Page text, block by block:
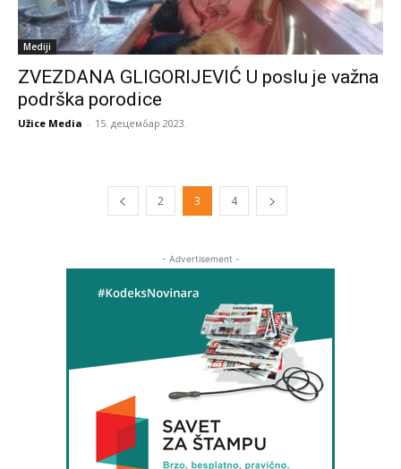
Mediji
ZVEZDANA GLIGORIJEVIĆ U poslu je važna
podrška porodice
Užice Media - 15. децембар 2023.
2 3 4
- Advertisement -